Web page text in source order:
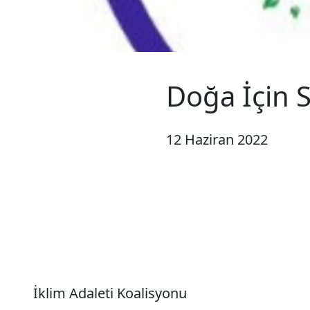
Doğa İçin
12 Haziran 2022
İklim Adaleti Koalisyonu